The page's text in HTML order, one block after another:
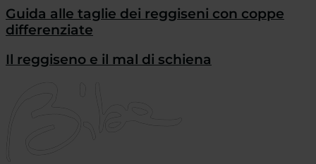
Guida alle taglie dei reggiseni con coppe
differenziate
Il reggiseno e il mal di schiena